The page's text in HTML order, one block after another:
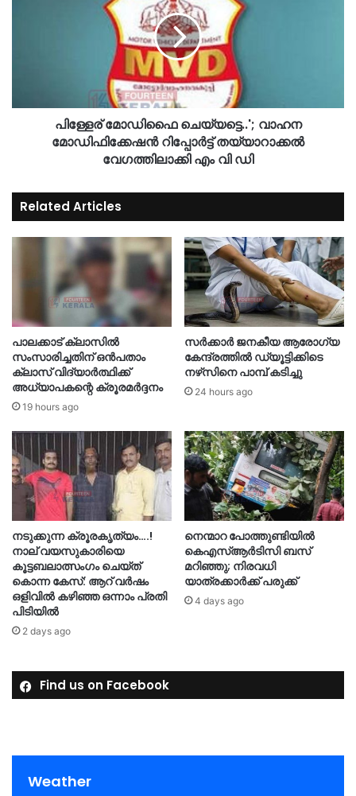
പിള്ളേര് മോഡിഫൈ ചെയ്യട്ടെ..'; വാഹന
മോഡിഫിക്കേഷൻ റിപ്പോർട്ട് തയ്യാറാക്കൽ
വേഗത്തിലാക്കി എം വി ഡി
Related Articles
പാലക്കാട് ക്ലാസിൽ
സംസാരിച്ചതിന് ഒൻപതാം
ക്ലാസ് വിദ്യാർത്ഥിക്ക്
അധ്യാപകന്റെ ക്രൂരമർദ്ദനം
19 hours ago
സർക്കാർ ജനകീയ ആരോഗ്യ
കേന്ദ്രത്തിൽ ഡ്യൂട്ടിക്കിടെ
നഴ്‌സിനെ പാമ്പ് കടിച്ചു
24 hours ago
നടുക്കുന്ന ക്രൂരകൃത്യം….!
നാല് വയസുകാരിയെ
കൂട്ടബലാത്സംഗം ചെയ്ത്
കൊന്ന കേസ്: ആറ് വർഷം
ഒളിവിൽ കഴിഞ്ഞ ഒന്നാം പ്രതി
പിടിയിൽ
2 days ago
നെന്മാറ പോത്തുണ്ടിയില്‍
കെഎസ്ആര്‍ടിസി ബസ്
മറിഞ്ഞു; നിരവധി
യാത്രക്കാര്‍ക്ക് പരുക്ക്
4 days ago
Find us on Facebook
Weather